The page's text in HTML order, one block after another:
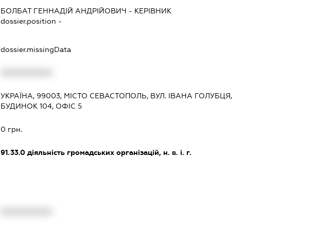
БОЛБАТ ГЕННАДІЙ АНДРІЙОВИЧ - КЕРІВНИК
dossier.position -
dossier.missingData
УКРАЇНА, 99003, МІСТО СЕВАСТОПОЛЬ, ВУЛ. ІВАНА ГОЛУБЦЯ,
БУДИНОК 104, ОФІС 5
0 грн.
91.33.0діяльність громадських організацій, н. в. і. г.